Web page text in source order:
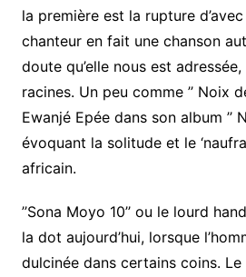
la première est la rupture
chanteur en fait une chanson
doute qu’elle nous est
racines. Un peu comme ’’ Noix
Ewanjé Epée dans son album ’’
évoquant la solitude et le
africain.
’’Sona Moyo 10’’ ou le lourd
la dot aujourd’hui, lorsque
dulcinée dans certains coins.